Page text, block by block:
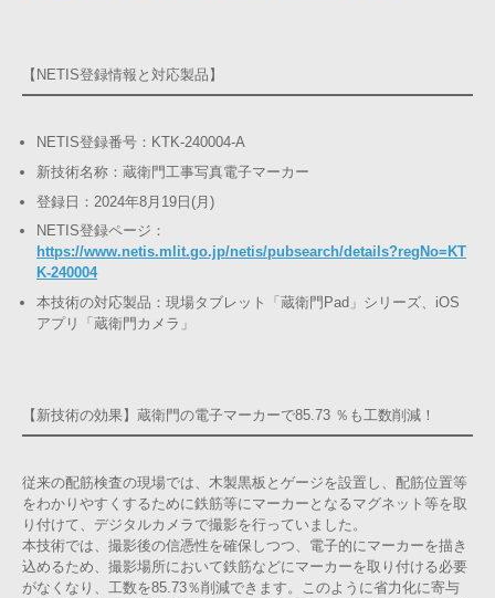
【NETIS登録情報と対応製品】
NETIS登録番号：KTK-240004-A
新技術名称：蔵衛門工事写真電子マーカー
登録日：2024年8月19日(月)
NETIS登録ページ：
https://www.netis.mlit.go.jp/netis/pubsearch/details?regNo=KT
K-240004
本技術の対応製品：現場タブレット「蔵衛門Pad」シリーズ、iOS
アプリ「蔵衛門カメラ」
【新技術の効果】蔵衛門の電子マーカーで85.73 ％も工数削減！
従来の配筋検査の現場では、木製黒板とゲージを設置し、配筋位置等
をわかりやすくするために鉄筋等にマーカーとなるマグネット等を取
り付けて、デジタルカメラで撮影を行っていました。
本技術では、撮影後の信憑性を確保しつつ、電子的にマーカーを描き
込めるため、撮影場所において鉄筋などにマーカーを取り付ける必要
がなくなり、工数を85.73％削減できます。このように省力化に寄与